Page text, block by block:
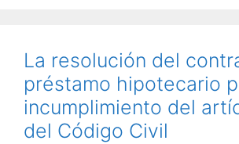
La resolución del
préstamo hipotecario
incumplimiento del
del Código Civil